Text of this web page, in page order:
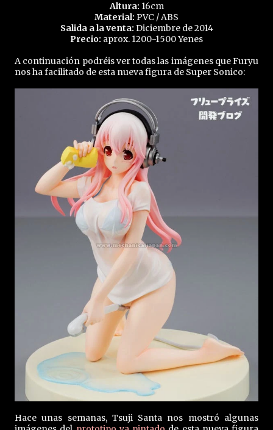
Altura: 16cm
Material: PVC / ABS
Salida a la venta: Diciembre de 2014
Precio: aprox. 1200-1500 Yenes
A continuación podréis ver todas las imágenes que Furyu
nos ha facilitado de esta nueva figura de Super Sonico:
Hace unas semanas, Tsuji Santa nos mostró algunas